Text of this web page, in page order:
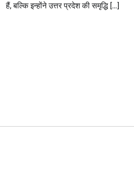
हैं, बल्कि इन्होंने उत्तर प्रदेश की समृद्धि […]